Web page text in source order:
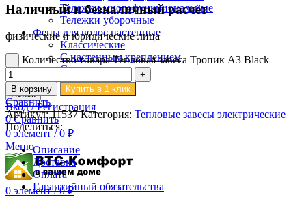
Тележки многофункциональные
Тележки уборочные
Фены для волос настенные
Классические
С настенным креплением
Со шлангом
Поиск
Вход / Регистрация
0 Сравнить
0элемент / 0 ₽
Меню
0 элемент / 0₽
Наличный и безналичный расчёт
физические и юридические лица
Количество товара Тепловая завеса Тропик А3 Black
В корзину Купить в 1 клик
Сравнить
Артикул:11537Категория: Тепловые завесы электрические
Поделиться:
Описание
Доставка
Оплата
Гарантийный обязательства